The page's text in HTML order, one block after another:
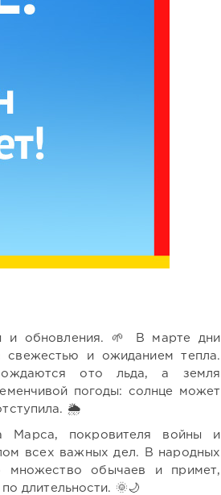
и обновления. 🌱 В марте дни
свежестью и ожиданием тепла.
ото льда, а земля
погоды: солнце может
🌦️
Марса, покровителя войны и
всех важных дел. В народных
множество обычаев и примет,
длительности. 🌞🌙